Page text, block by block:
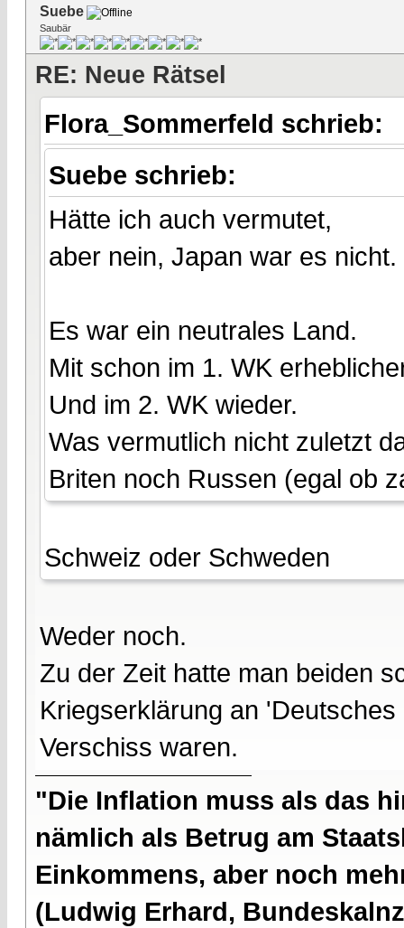
Suebe
Saubär
RE: Neue Rätsel
Flora_Sommerfeld schrieb:
Suebe schrieb:
Hätte ich auch vermutet,
aber nein, Japan war es nicht.
Es war ein neutrales Land.
Mit schon im 1. WK
Und im 2. WK wieder.
Was vermutlich nicht zuletzt
Briten noch Russen (egal ob
Schweiz oder Schweden
Weder noch.
Zu der Zeit hatte man beiden
Kriegserklärung an
Verschiss waren.
"Die Inflation muss als das
nämlich als Betrug am
Einkommens, aber noch
(Ludwig Erhard,